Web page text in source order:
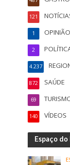
121
OPINIÃO
1
2
4.237
SAÚDE
872
69
VÍDEOS
140
Espaço